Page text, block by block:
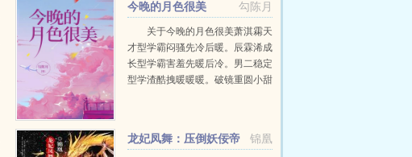
勾陈月
今晚的月色很美
关于今晚的月色很美萧淇霦天
才型学霸闷骚先冷后暖。辰霖浠成
长型学霸害羞先暖后冷。男二稳定
型学渣酷拽暖暖暖。破镜重圆小甜
锦凰
龙妃凤舞：压倒妖佞帝